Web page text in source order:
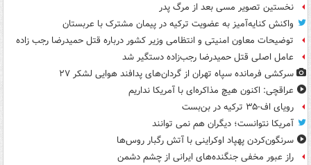
نخستین تصویر مسی بعد از مرگ پدر
واکنش کنایه‌آمیز به عضویت ترکیه در پیمان مشترک با عربستان
توضیحات معاون امنیتی و انتظامی وزیر کشور درباره قتل حمیدرضا رجب زاده
عامل اصلی قتل حمیدرضا رجب‌زاده دستگیر شد
سرکشی فرمانده سپاه تهران از گردان‌های پدافند هوایی لشکر ۲۷
عراقچی: اکنون هیچ مذاکره‌ای با آمریکا نداریم
رویای اف-۳۵ ترکیه در بن‌بست
آمریکا نتوانست؛ دیگران هم نمی توانند
سرنگون‌کردن پهپاد اوکراینی با آتش رگبار روس‌ها
راز عبور مخفی جنگنده‌های ایرانی از چشم دشمن